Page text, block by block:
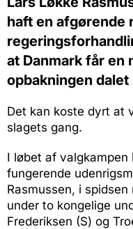
haft en afgørende
at Danmark får en
opbakningen
Det kan koste dyrt at
slagets gang.
I løbet af valgkampen
fungerende
Rasmussen, i
under to kongelige
Frederiksen (S) og